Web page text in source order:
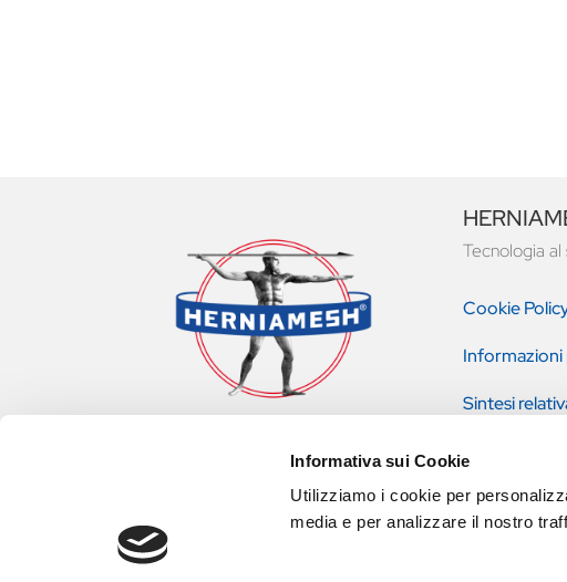
Informativa sui Cookie
Utilizziamo i cookie per
media e per analizzare il nostro
Tecnologia
Cookie
Informazioni
Sintesi